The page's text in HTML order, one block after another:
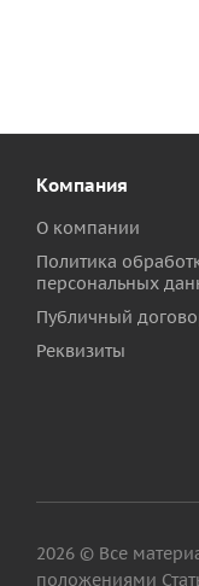
Компания
О компании
Политика
персональных
Публичный
Реквизиты
2026 © Все
положениями